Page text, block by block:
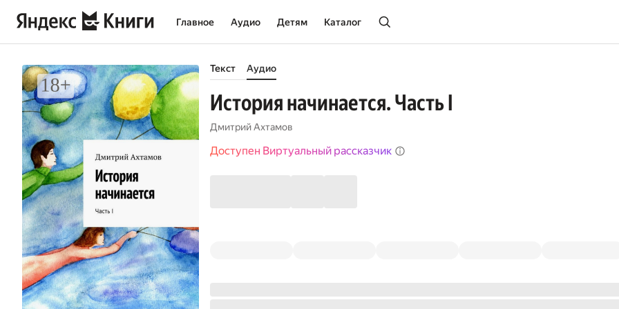
Главное Аудио Детям Каталог
Текст Аудио
История начинается. Часть I
Дмитрий Ахтамов
Доступен Виртуальный рассказчик